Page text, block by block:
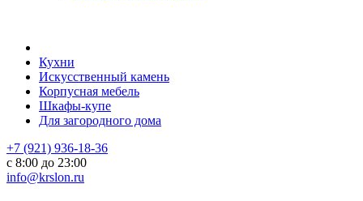
Кухни
Искусственный камень
Корпусная мебель
Шкафы-купе
Для загородного дома
+7 (921) 936-18-36
с 8:00 до 23:00
info@krslon.ru